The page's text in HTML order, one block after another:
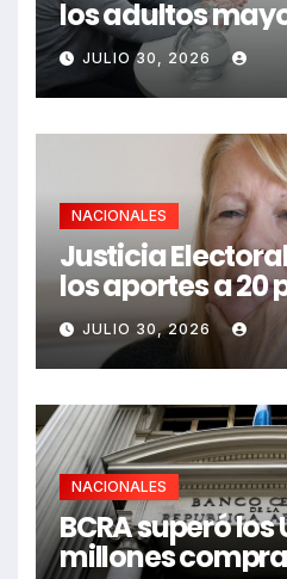
los adultos
JULIO 30, 2026
NACIONALES
Justicia
los aportes a 20
JULIO 30, 2026
NACIONALES
BCRA superó los
millones